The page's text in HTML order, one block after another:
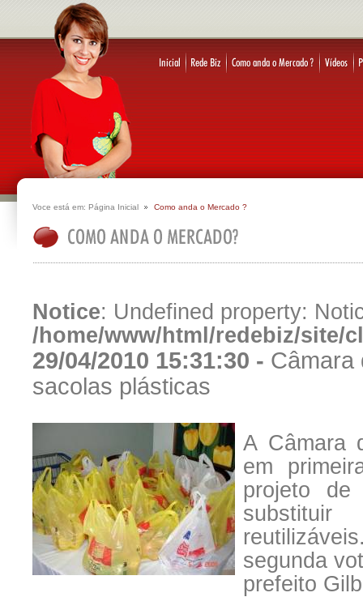
Voce está em: Página Inicial Como anda o Mercado ?
Notice: Undefined property:
/home/www/html/redebiz/site/
29/04/2010 15:31:30 - Câmara
sacolas plásticas
A Câmara
em
projeto
substituir
segunda
prefeito